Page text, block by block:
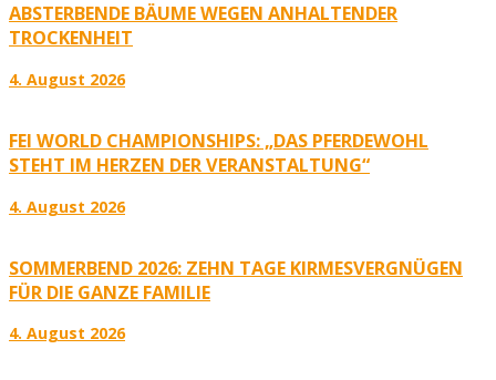
ABSTERBENDE BÄUME WEGEN ANHALTENDER
TROCKENHEIT
4. August 2026
FEI WORLD CHAMPIONSHIPS: „DAS PFERDEWOHL
STEHT IM HERZEN DER VERANSTALTUNG“
4. August 2026
SOMMERBEND 2026: ZEHN TAGE KIRMESVERGNÜGEN
FÜR DIE GANZE FAMILIE
4. August 2026